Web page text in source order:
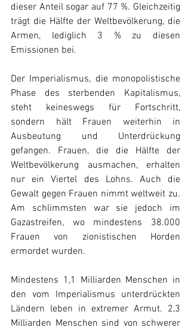
dieser Anteil sogar auf 77 %. Gleichzeitig
trägt die Hälfte der Weltbevölkerung, die
Armen, lediglich 3 % zu diesen
Emissionen bei.
Der Imperialismus, die monopolistische
Phase des sterbenden Kapitalismus,
steht keineswegs für Fortschritt,
sondern hält Frauen weiterhin in
Ausbeutung und Unterdrückung
gefangen. Frauen, die die Hälfte der
Weltbevölkerung ausmachen, erhalten
nur ein Viertel des Lohns. Auch die
Gewalt gegen Frauen nimmt weltweit zu.
Am schlimmsten war sie jedoch im
Gazastreifen, wo mindestens 38.000
Frauen von zionistischen Horden
ermordet wurden.
Mindestens 1,1 Milliarden Menschen in
den vom Imperialismus unterdrückten
Ländern leben in extremer Armut. 2,3
Milliarden Menschen sind von schwerer